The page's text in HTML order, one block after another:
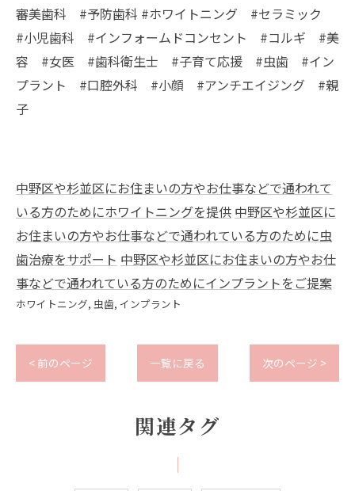
審美歯科 #予防歯科 #ホワイトニング #セラミック
#小児歯科 #インフォームドコンセント #コルギ #美
容 #女医 #歯科衛生士 #子育て応援 #虫歯 #イン
プラント #口腔外科 #小顔 #アンチエイジング #親
子
中野区や杉並区にお住まいの方やお仕事などで通われて
いる方のためにホワイトニングを提供 中野区や杉並区に
お住まいの方やお仕事などで通われている方のために虫
歯治療をサポート 中野区や杉並区にお住まいの方やお仕
事などで通われている方のためにインプラントをご提案
ホワイトニング 虫歯 インプラント
< 前のページ 一覧に戻る 次のページ >
関連タグ